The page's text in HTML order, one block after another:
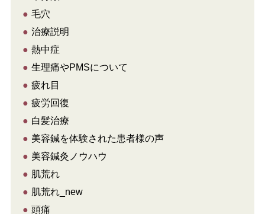
● 毛穴
● 治療説明
● 熱中症
● 生理痛やPMSについて
● 疲れ目
● 疲労回復
● 白髪治療
● 美容鍼を体験された患者様の声
● 美容鍼灸ノウハウ
● 肌荒れ
● 肌荒れ_new
● 頭痛